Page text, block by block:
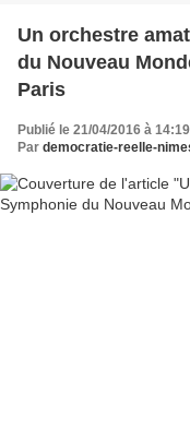
Un orchestre
du Nouveau
Paris
Publié le 21/04/2016 à 14:19
Par democratie-reelle-